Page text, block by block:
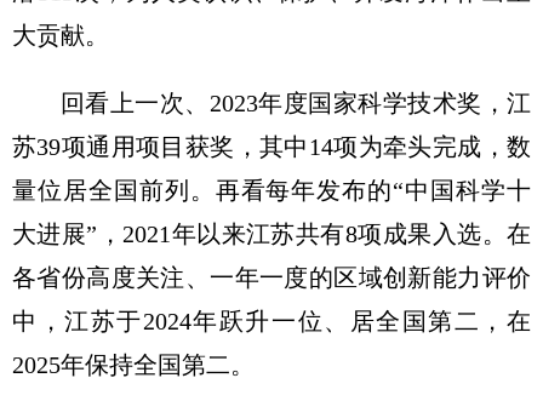
大贡献。
回看上一次、2023年度国家科学技术奖，江
苏39项通用项目获奖，其中14项为牵头完成，数
量位居全国前列。再看每年发布的“中国科学十
大进展”，2021年以来江苏共有8项成果入选。在
各省份高度关注、一年一度的区域创新能力评价
中，江苏于2024年跃升一位、居全国第二，在
2025年保持全国第二。